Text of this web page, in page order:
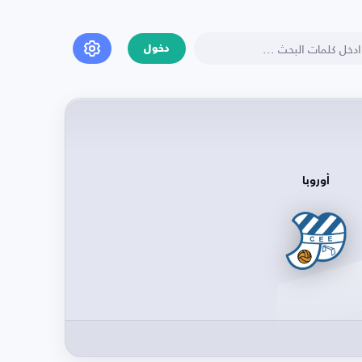
دخول
أوروبا